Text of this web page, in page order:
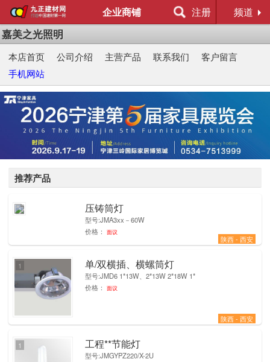
企业商铺 注册 频道
嘉美之光照明
本店首页 公司介绍 主营产品 联系我们
客户留言
手机网站
推荐产品
压铸筒灯
型号:JMA3xx－60W
价格：
面议
陕西 - 西安
1
单/双横插、横螺筒灯
型号:JMD6 1*13W、2*13W 2*18W 1*
价格：
面议
陕西 - 西安
1
工程**节能灯
型号:JMGYPZ220/X-2U
1